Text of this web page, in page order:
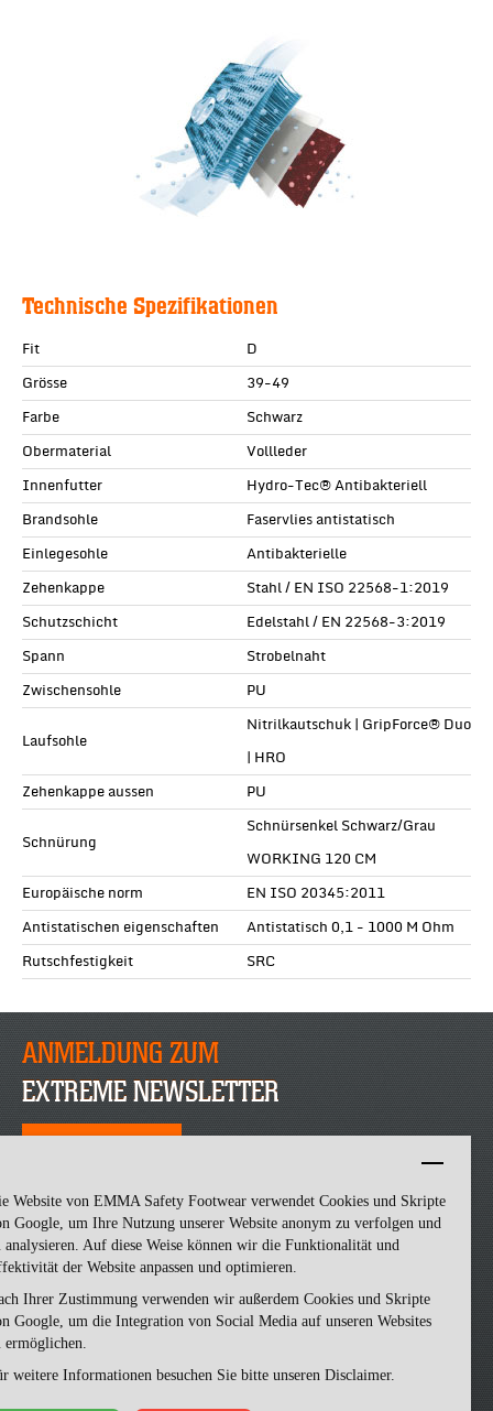
Website von EMMA Safety Footwear verwendet Cookies und Skripte
Google, um Ihre Nutzung unserer Website anonym zu verfolgen und
analysieren. Auf diese Weise können wir die Funktionalität und
der Website anpassen und optimieren.
Ihrer Zustimmung verwenden wir außerdem Cookies und Skripte
Google, um die Integration von Social Media auf unseren Websites
ermöglichen.
weitere Informationen besuchen Sie bitte unseren Disclaimer.
Technische Spezifikationen
Fit
D
Grösse
39-49
Farbe
Schwarz
Obermaterial
Vollleder
Innenfutter
Hydro-Tec® Antibakteriell
Brandsohle
Faservlies antistatisch
Einlegesohle
Antibakterielle
Zehenkappe
Stahl / EN ISO 22568-1:2019
Schutzschicht
Edelstahl / EN 22568-3:2019
Spann
Strobelnaht
Zwischensohle
PU
Laufsohle
Nitrilkautschuk | GripForce® Duo
| HRO
Zehenkappe aussen
PU
Schnürung
Schnürsenkel Schwarz/Grau
WORKING 120 CM
Europäische norm
EN ISO 20345:2011
Antistatischen eigenschaften
Antistatisch 0,1 - 1000 M Ohm
Rutschfestigkeit
SRC
ANMELDUNG ZUM
EXTREME NEWSLETTER